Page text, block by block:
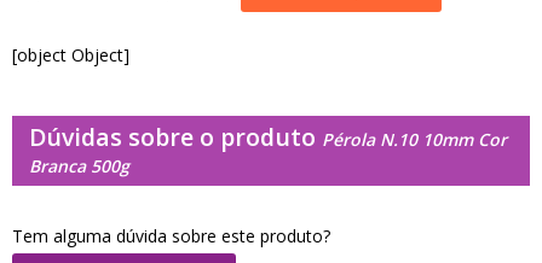
[object Object]
Dúvidas sobre o produto Pérola N.10 10mm Cor
Branca 500g
Tem alguma dúvida sobre este produto?